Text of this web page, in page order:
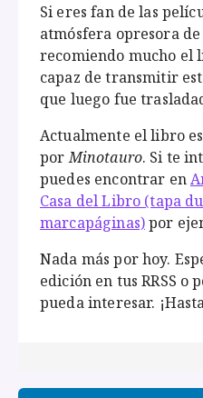
Si eres fan de las
atmósfera opresora
recomiendo mucho el
capaz de transmitir
que luego fue
Actualmente el libro
porMinotauro. Si te
puedes encontrar en
Casa del Libro (tapa
marcapáginas)por
Nada más por hoy.
edición en tus RRSS o
pueda interesar.